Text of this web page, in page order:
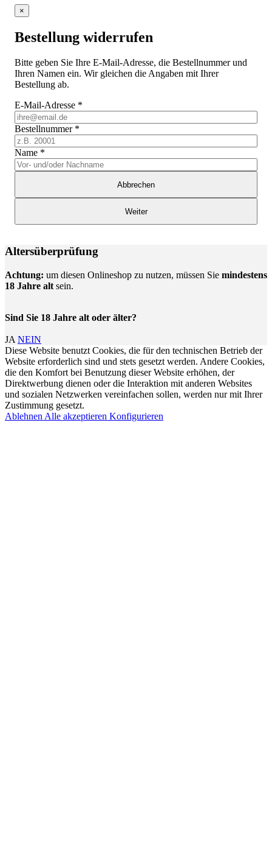
×
Bestellung widerrufen
Bitte geben Sie Ihre E-Mail-Adresse, die Bestellnummer und
Ihren Namen ein. Wir gleichen die Angaben mit Ihrer
Bestellung ab.
E-Mail-Adresse *
Bestellnummer *
Name *
Abbrechen
Weiter
Altersüberprüfung
Achtung: um diesen Onlineshop zu nutzen, müssen Sie mindestens
18 Jahre alt sein.
Sind Sie 18 Jahre alt oder älter?
JA NEIN
Diese Website benutzt Cookies, die für den technischen Betrieb der
Website erforderlich sind und stets gesetzt werden. Andere Cookies,
die den Komfort bei Benutzung dieser Website erhöhen, der
Direktwerbung dienen oder die Interaktion mit anderen Websites
und sozialen Netzwerken vereinfachen sollen, werden nur mit Ihrer
Zustimmung gesetzt.
Ablehnen Alle akzeptieren Konfigurieren